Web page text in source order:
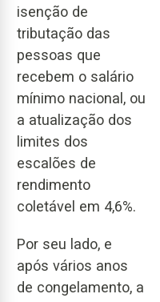
isenção de
tributação das
pessoas que
recebem o salário
mínimo nacional, ou
a atualização dos
limites dos
escalões de
rendimento
coletável em 4,6%.
Por seu lado, e
após vários anos
de congelamento, a